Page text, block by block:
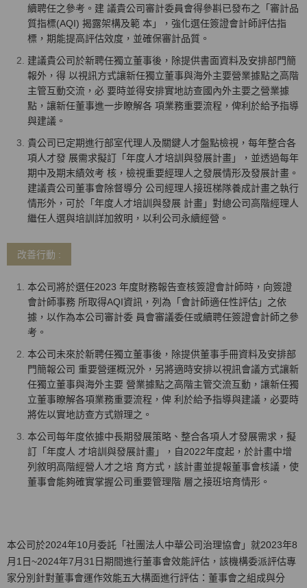
續聘任之參考。建 議貴公司審計委員會得參斟已發布之「審計品
質指標(AQI) 揭露架構及範 本」，強化選任簽證會計師評估指
標，期能提高評估效度，並確保審計品質。
建議貴公司於新聘任獨立董事後，除提供書面資料及安排部門簡
報外，得 以視訊方式讓新任獨立董事與海外主要營業據點之高階
主管互動交流，必 要時並得安排實地訪查國內外主要之營業據
點，讓新任董事進一步瞭解各 項業務重要流程，俾利於給予指導
與建議。
貴公司已定期進行部室代理人及關鍵人才盤點檢視，每年整合各
項人才發 展需求擬訂「年度人才培訓與發展計畫」，並透過每年
期中及期末績效考 核，檢視重要經理人之發展情形及發展計畫。
建議貴公司董事會除督導分 公司經理人接班梯隊養成計畫之執行
情形外，可於「年度人才培訓與發展 計畫」對總公司高階經理人
繼任人選與培訓詳加敘明，以利公司永續經營。
改善行動 :
本公司將於選任2023 年度財務報告查核簽證會計師時，向簽證
會計師事務 所取得AQI資訊，列為「會計師適任性評估」之依
據，以作為本公司審計委 員會審議委任或續聘任簽證會計師之參
考。
本公司未來於新聘任獨立董事後，除提供董事手冊資料及安排部
門簡報公司 重要營運概況外，另將適時安排以視訊會議方式讓新
任獨立董事與海外主要 營業據點之高階主管交流互動，讓新任獨
立董事瞭解各項業務重要流程，俾 利於給予指導與建議，必要時
將佐以實地訪查方式辦理之。
本公司每年度依據中長期發展策略、整合各項人才發展需求，擬
訂「年度人 才培訓與發展計畫」，自2022年度起，於計畫中增
列敘明高階經營人才之培 育方式，該計畫並提報董事會核議，使
董事會能夠確實掌握公司重要管理階 層之接班培育情形。
本公司於2024年10月委託「社團法人中華公司治理協會」就2023年8
月1日~2024年7月31日期間進行董事會效能評估，該機構委派評估專
家分別針對董事會運作效能五大構面進行評估：董事會之組成與分